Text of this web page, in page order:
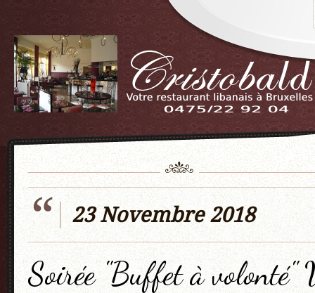
23 Novembre 2018
Soirée "Buffet à volonté"